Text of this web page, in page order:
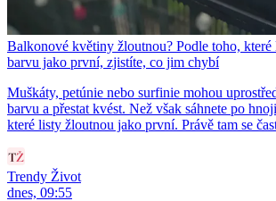
Balkonové květiny žloutnou? Podle toho, které
barvu jako první, zjistíte, co jim chybí
Muškáty, petúnie nebo surfinie mohou
barvu a přestat kvést. Než však sáhnete po
které listy žloutnou jako první. Právě tam se
Trendy Život
dnes, 09:55